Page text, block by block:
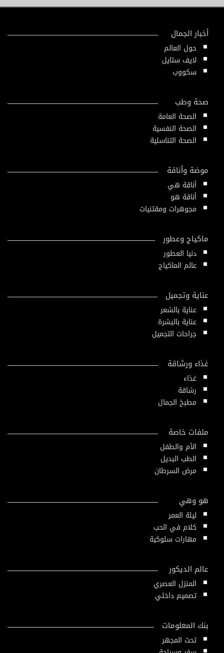
أخبار الجمال
حول العالم
لايف ستايل
سكووب
صحة وطب
الصحة العامة
الصحة النفسية
الصحة التناسلية
موضة وأناقة
أناقة هي
أناقة هو
مجوهرات ومقتنيات
ماكياج وعطور
دنيا العطور
عالم الماكياج
عناية وتجميل
عناية بالشعر
عناية بالبشرة
جراحات التجميل
غذاء ورشاقة
غذاء
رشاقة
مطبخ الجمال
ملفات خاصة
الأم والطفل
الطب البديل
مرض السرطان
هو وهي
ليلة العمر
كلام في الحب
مهارات سلوكية
عالم الديكور
المنزل العصري
تصميم داخلي
بنك المعلومات
تحت المجهر